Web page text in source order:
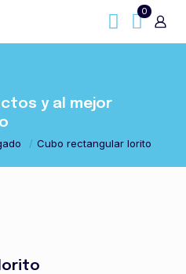
0
y al mejor
/ Cubo rectangular lorito